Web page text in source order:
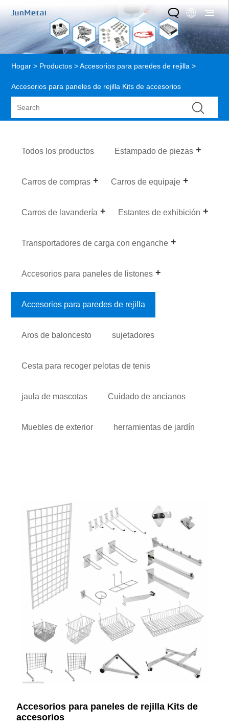
Hogar > Productos >Accesorios para paredes de rejilla >
Accesorios para paneles de rejilla Kits de accesorios
Todos los productos Estampado de piezas
Carros de compras Carros de equipaje
Carros de lavandería Estantes de exhibición
Transportadores de carga con enganche
Accesorios para paneles de listones
Accesorios para paredes de rejilla
Aros de baloncesto sujetadores
Cesta para recoger pelotas de tenis
jaula de mascotas Cuidado de ancianos
Muebles de exterior herramientas de jardín
Accesorios para paneles de rejilla Kits de
accesorios